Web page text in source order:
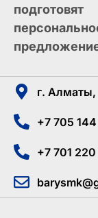
подготовят
г.
+7 705 144
+7 701